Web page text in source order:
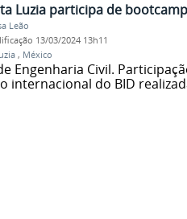
Luzia participa de
Leão
13/03/2024 13h11
, México
Engenharia Civil.
internacional do BID